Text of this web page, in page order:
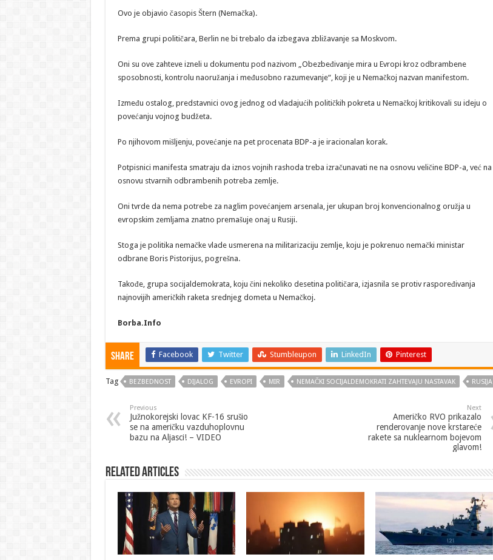
Ovo je objavio časopis Štern (Nemačka).
Prema grupi političara, Berlin ne bi trebalo da izbegava zbližavanje sa Moskvom.
Oni su ove zahteve izneli u dokumentu pod nazivom „Obezbeđivanje mira u Evropi kroz odbrambene
sposobnosti, kontrolu naoružanja i međusobno razumevanje“, koji je u Nemačkoj nazvan manifestom.
Između ostalog, predstavnici ovog jednog od vladajućih političkih pokreta u Nemačkoj kritikovali su ideju o
povećanju vojnog budžeta.
Po njihovom mišljenju, povećanje na pet procenata BDP-a je iracionalan korak.
Potpisnici manifesta smatraju da iznos vojnih rashoda treba izračunavati ne na osnovu veličine BDP-a, već na
osnovu stvarnih odbrambenih potreba zemlje.
Oni tvrde da nema potrebe za naglim povećanjem arsenala, jer ukupan broj konvencionalnog oružja u
evropskim zemljama znatno premašuje onaj u Rusiji.
Stoga je politika nemačke vlade usmerena na militarizaciju zemlje, koju je pokrenuo nemački ministar
odbrane Boris Pistorijus, pogrešna.
Takođe, grupa socijaldemokrata, koju čini nekoliko desetina političara, izjasnila se protiv raspoređivanja
najnovijih američkih raketa srednjeg dometa u Nemačkoj.
Borba.Info
Share Facebook Twitter Stumbleupon LinkedIn Pinterest
Tag BEZBEDNOST DIJALOG EVROPI MIR NEMAČKI SOCIJALDEMOKRATI ZAHTEVAJU NASTAVAK RUSIJA
Previous
Južnokorejski lovac KF-16 srušio
se na američku vazduhoplovnu
bazu na Aljasci! – VIDEO
Next
Američko RVO prikazalo
renderovanje nove krstareće
rakete sa nuklearnom bojevom
glavom!
Related Articles